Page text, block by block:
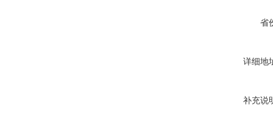
省
详细地
补充说